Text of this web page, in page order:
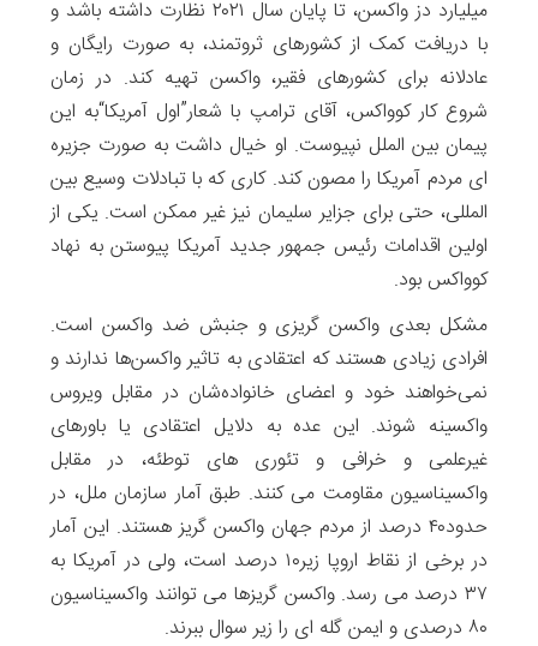
میلیارد دز واکسن، تا پایان سال ۲۰۲۱ نظارت داشته باشد و
با دریافت کمک از کشورهای ثروتمند، به صورت رایگان و
عادلانه برای کشورهای فقیر، واکسن تهیه کند. در زمان
شروع کار کوواکس، آقای ترامپ با شعار”اول آمریکا“به این
پیمان بین الملل نپیوست. او خیال داشت به صورت جزیره
ای مردم آمریکا را مصون کند. کاری که با تبادلات وسیع بین
المللی، حتی برای جزایر سلیمان نیز غیر ممکن است. یکی از
اولین اقدامات رئیس جمهور جدید آمریکا پیوستن به نهاد
کوواکس بود.
مشکل بعدی واکسن گریزی و جنبش ضد واکسن است.
افرادی زیادی هستند که اعتقادی به تاثیر واکسن‌ها ندارند و
نمی‌خواهند خود و اعضای خانواده‌شان در مقابل ویروس
واکسینه شوند. این عده به دلایل اعتقادی یا باورهای
غیرعلمی و خرافی و تئوری های توطئه، در مقابل
واکسیناسیون مقاومت می کنند. طبق آمار سازمان ملل، در
حدود۴۰ درصد از مردم جهان واکسن گریز هستند. این آمار
در برخی از نقاط اروپا زیر۱۰ درصد است، ولی در آمریکا به
۳۷ درصد می رسد. واکسن گریزها می توانند واکسیناسیون
۸۰ درصدی و ایمن گله ای را زیر سوال ببرند.